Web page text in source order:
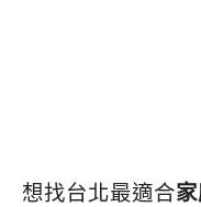
想找台北最適合